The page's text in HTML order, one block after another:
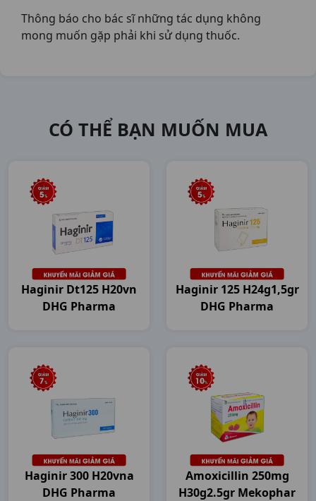
Thông báo cho bác sĩ những tác dụng không
mong muốn gặp phải khi sử dụng thuốc.
CÓ THỂ BẠN MUỐN MUA
Haginir Dt125 H20vn
DHG Pharma
Haginir 125 H24g1,5gr
DHG Pharma
Haginir 300 H20vna
DHG Pharma
Amoxicillin 250mg
H30g2.5gr Mekophar